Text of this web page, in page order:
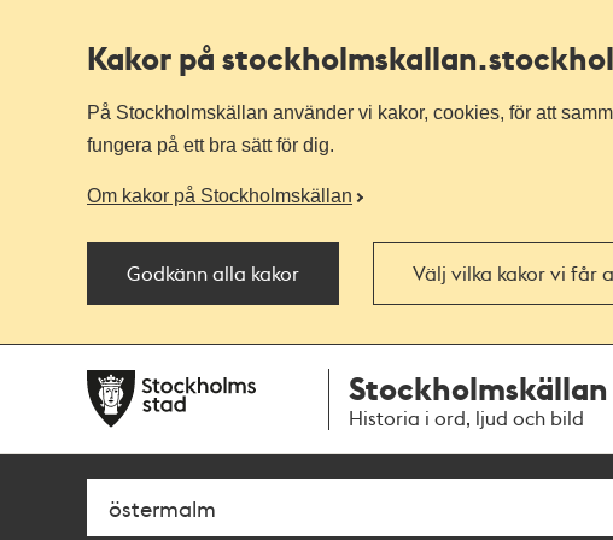
Kakor på stockholmskallan
På Stockholmskällan använder vi kakor, cookies, för att
fungera på ett bra sätt för dig.
Om kakor på Stockholmskällan
Godkänn alla kakor Välj vilka kakor vi får
navigationen
huvudinnehållet
Stockholmskällan
Historia i ord, ljud och bild
Sök